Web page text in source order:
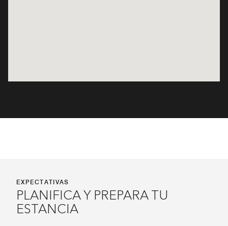
EXPECTATIVAS
PLANIFICA Y PREPARA TU
ESTANCIA